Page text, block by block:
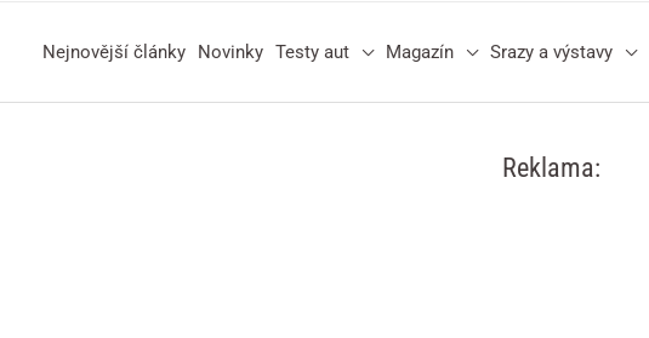
Nejnovější články Novinky Testy aut Magazín Srazy a výstavy
Reklama: